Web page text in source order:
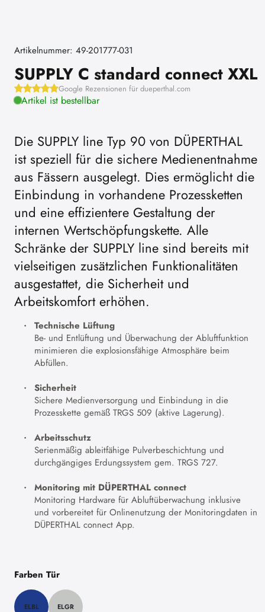
Artikelnummer: 49-201777-031
SUPPLY C standard connect XXL
Google Rezensionen für dueperthal.com
Artikel ist bestellbar
Die SUPPLY line Typ 90 von DÜPERTHAL
ist speziell für die sichere Medienentnahme
aus Fässern ausgelegt. Dies ermöglicht die
Einbindung in vorhandene Prozessketten
und eine effizientere Gestaltung der
internen Wertschöpfungskette. Alle
Schränke der SUPPLY line sind bereits mit
vielseitigen zusätzlichen Funktionalitäten
ausgestattet, die Sicherheit und
Arbeitskomfort erhöhen.
Technische Lüftung
Be- und Entlüftung und Überwachung der Abluftfunktion
minimieren die explosionsfähige Atmosphäre beim
Abfüllen.
Sicherheit
Sichere Medienversorgung und Einbindung in die
Prozesskette gemäß TRGS 509 (aktive Lagerung).
Arbeitsschutz
Serienmäßig ableitfähige Pulverbeschichtung und
durchgängiges Erdungssystem gem. TRGS 727.
Monitoring mit DÜPERTHAL connect
Monitoring Hardware für Abluftüberwachung inklusive
und vorbereitet für Onlinenutzung der Monitoringdaten in
DÜPERTHAL connect App.
Farben Tür
ELBL ELGR